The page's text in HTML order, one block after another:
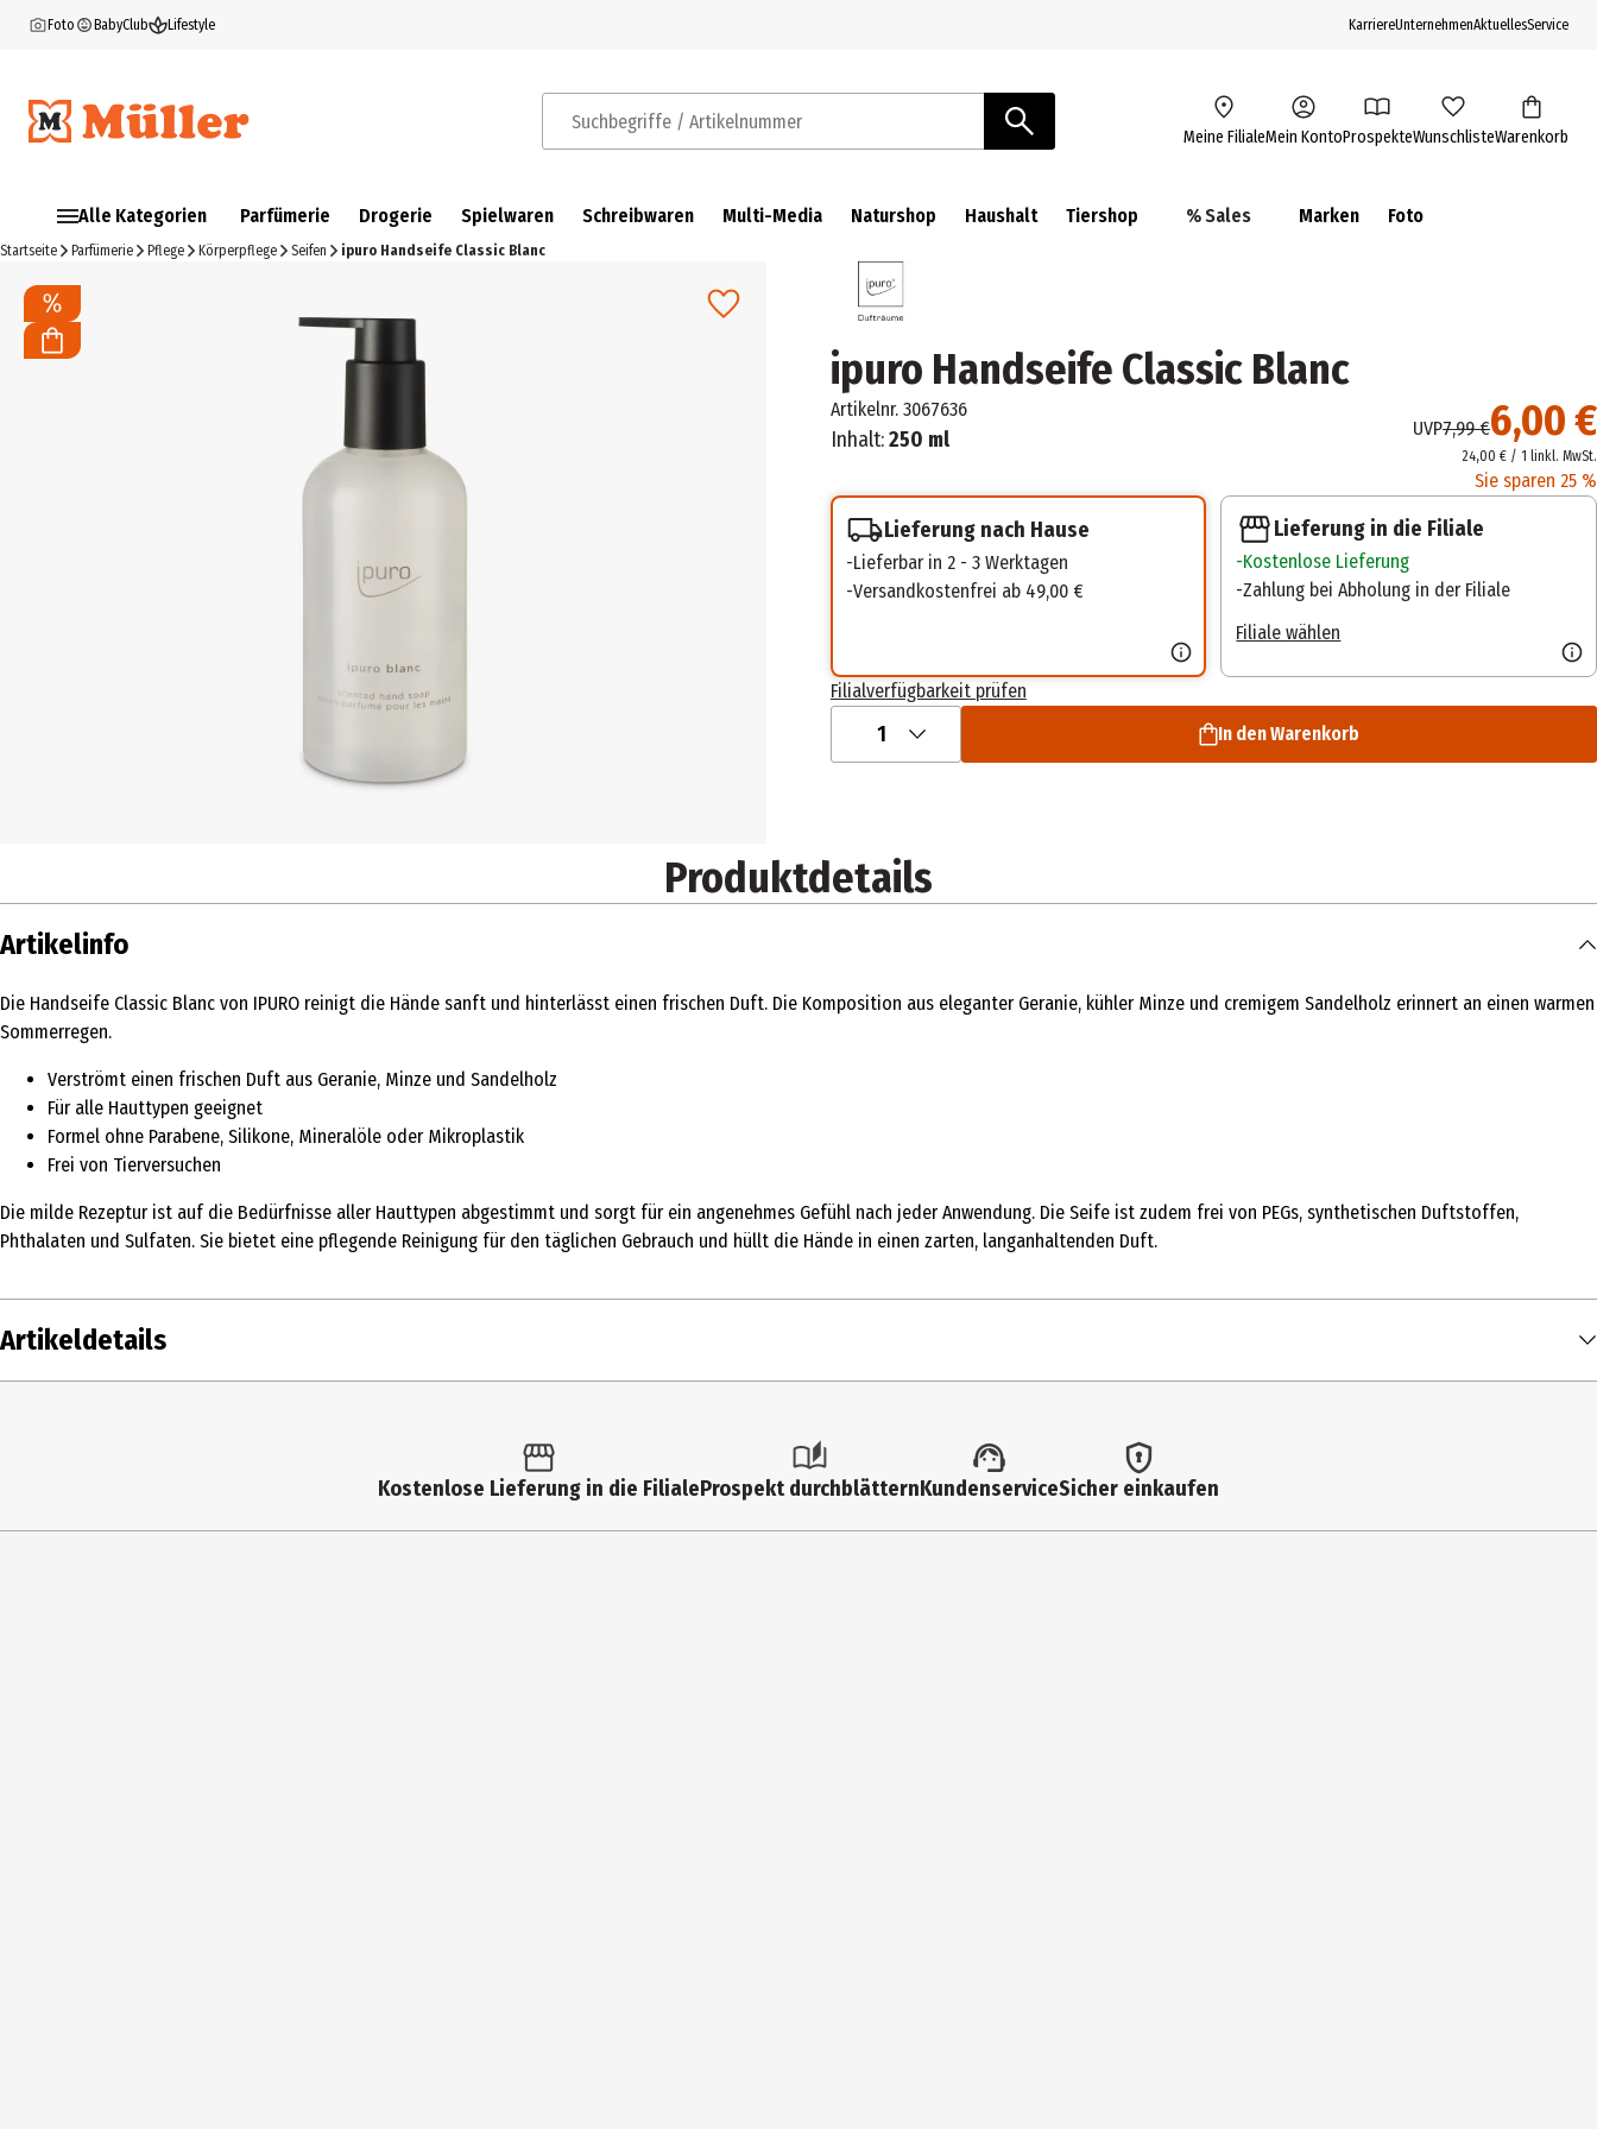
Foto BabyClub Lifestyle KarriereUnternehmenAktuellesService
Suchbegriffe / Artikelnummer Meine FilialeMein KontoProspekteWunschlisteWarenkorb
Alle Kategorien Parfümerie Drogerie Spielwaren Schreibwaren Multi-Media Naturshop Haushalt Tiershop % Sales Marken Foto
Startseite Parfümerie Pflege Körperpflege Seifen ipuro Handseife Classic Blanc
ipuro Handseife Classic Blanc
Artikelnr. 3067636
Inhalt:250 ml 6,00 €
UVP7,99 €
24,00 € / 1 linkl. MwSt.
Sie sparen 25 %
Lieferung nach Hause
Lieferbar in 2 - 3 Werktagen
Versandkostenfrei ab 49,00 €
Lieferung in die Filiale
Kostenlose Lieferung
Zahlung bei Abholung in der Filiale
Filiale wählen
Filialverfügbarkeit prüfen
1 In den Warenkorb
Produktdetails
Artikelinfo
Die Handseife Classic Blanc von IPURO reinigt die Hände sanft und hinterlässt einen frischen Duft. Die Komposition aus eleganter Geranie, kühler Minze und cremigem Sandelholz erinnert an einen warmen
Sommerregen.
Verströmt einen frischen Duft aus Geranie, Minze und Sandelholz
Für alle Hauttypen geeignet
Formel ohne Parabene, Silikone, Mineralöle oder Mikroplastik
Frei von Tierversuchen
Die milde Rezeptur ist auf die Bedürfnisse aller Hauttypen abgestimmt und sorgt für ein angenehmes Gefühl nach jeder Anwendung. Die Seife ist zudem frei von PEGs, synthetischen Duftstoffen,
Phthalaten und Sulfaten. Sie bietet eine pflegende Reinigung für den täglichen Gebrauch und hüllt die Hände in einen zarten, langanhaltenden Duft.
Artikeldetails
getestet
Kostenlose Lieferung in die FilialeProspekt durchblätternKundenserviceSicher einkaufen